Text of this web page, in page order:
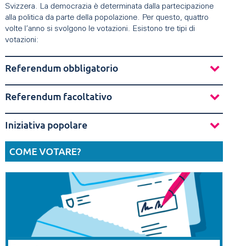
Svizzera. La democrazia è determinata dalla partecipazione
alla politica da parte della popolazione. Per questo, quattro
volte l’anno si svolgono le votazioni. Esistono tre tipi di
votazioni:
Referendum obbligatorio
Referendum facoltativo
Iniziativa popolare
COME VOTARE?